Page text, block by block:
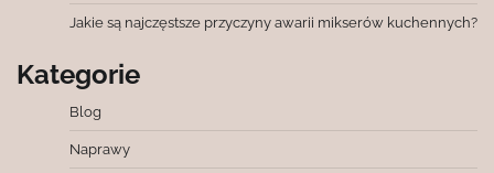
Jakie są najczęstsze przyczyny awarii mikserów kuchennych?
Kategorie
Blog
Naprawy